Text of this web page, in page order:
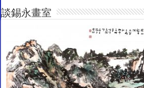
談錫永畫室